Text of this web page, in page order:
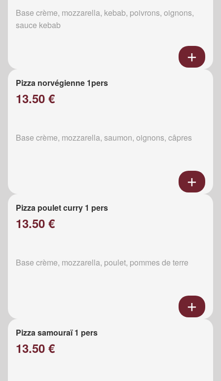
Base crème, mozzarella, kebab, poivrons, oignons,
sauce kebab
Pizza norvégienne 1pers
13.50 €
Base crème, mozzarella, saumon, oignons, câpres
Pizza poulet curry 1 pers
13.50 €
Base crème, mozzarella, poulet, pommes de terre
Pizza samouraï 1 pers
13.50 €